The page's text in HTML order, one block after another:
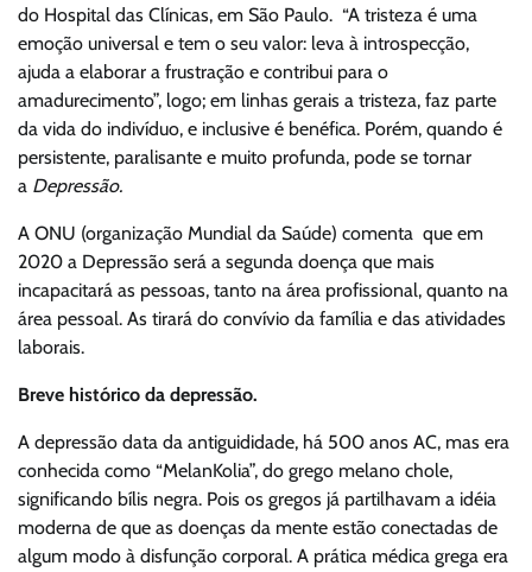
do Hospital das Clínicas, em São Paulo. “A tristeza é uma
emoção universal e tem o seu valor: leva à introspecção,
ajuda a elaborar a frustração e contribui para o
amadurecimento”, logo; em linhas gerais a tristeza, faz parte
da vida do indivíduo, e inclusive é benéfica. Porém, quando é
persistente, paralisante e muito profunda, pode se tornar
a Depressão.
A ONU (organização Mundial da Saúde) comenta que em
2020 a Depressão será a segunda doença que mais
incapacitará as pessoas, tanto na área profissional, quanto na
área pessoal. As tirará do convívio da família e das atividades
laborais.
Breve histórico da depressão.
A depressão data da antiguididade, há 500 anos AC, mas era
conhecida como “MelanKolia”, do grego melano chole,
significando bílis negra. Pois os gregos já partilhavam a idéia
moderna de que as doenças da mente estão conectadas de
algum modo à disfunção corporal. A prática médica grega era